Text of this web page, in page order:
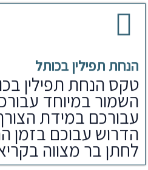
הנחת תפילין בכותל
טקס הנחת תפילין
השמור במיוחד
עבורכם במידת
הדרוש עבוכם בזמן
לחתן בר מצווה